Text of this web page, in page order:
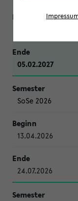
05.02.2027
SoSe 2026
13.04.2026
24.07.2026